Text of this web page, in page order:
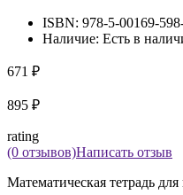
ISBN: 978-5-00169-
Наличие: Есть в
671 ₽
895 ₽
rating
(0 отзывов)Написать отзыв
Математическая тетрадь